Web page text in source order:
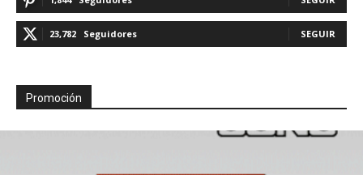
23,782 Seguidores SEGUIR
Promoción